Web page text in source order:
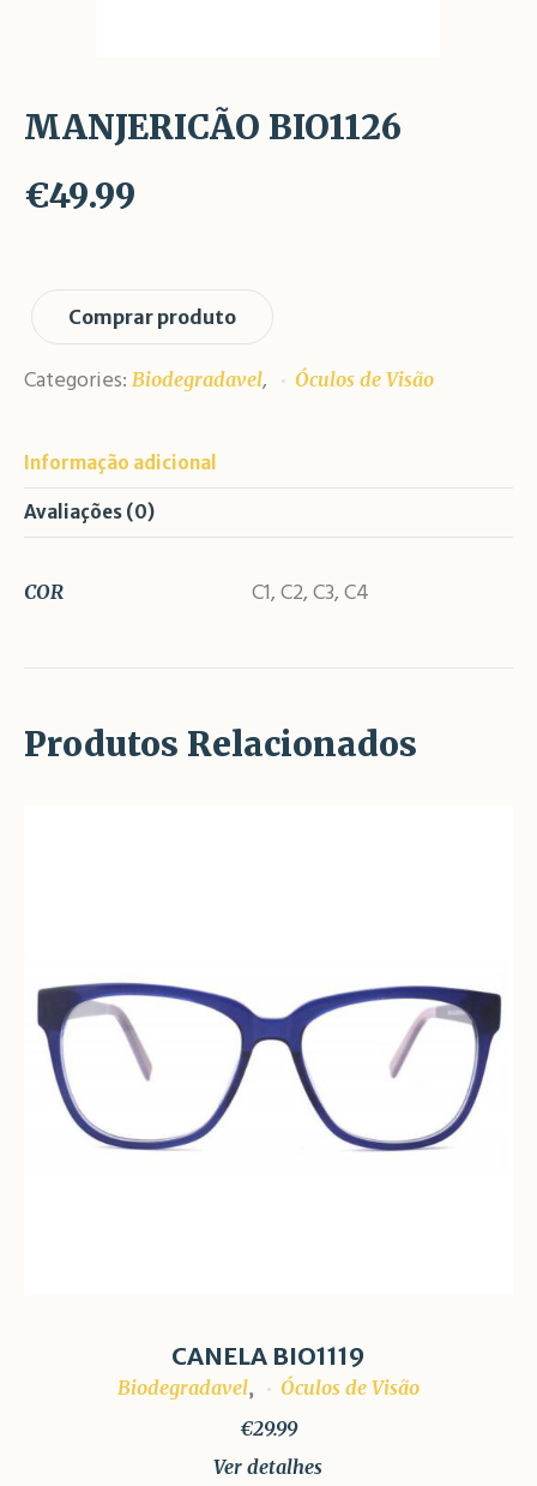
MANJERICÃO BIO1126
€49.99
Comprar produto
Categories: Biodegradavel, Óculos de Visão
Informação adicional
Avaliações (0)
COR C1, C2, C3, C4
Produtos Relacionados
CANELA BIO1119
Biodegradavel,
Óculos de Visão
€29.99
Ver detalhes